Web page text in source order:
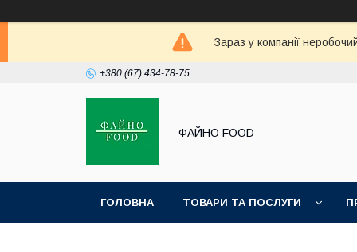
Зараз у компанії
+380 (67) 434-78-75
ФАЙНО FOOD
ГОЛОВНА ТОВАРИ ТА ПОСЛУГИ